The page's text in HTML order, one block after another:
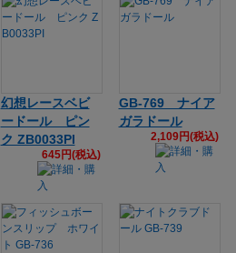
幻想レースベビ
ードール ピン
ク ZB0033PI
645円(税込)
GB-769 ナイア
ガラドール
2,109円(税込)